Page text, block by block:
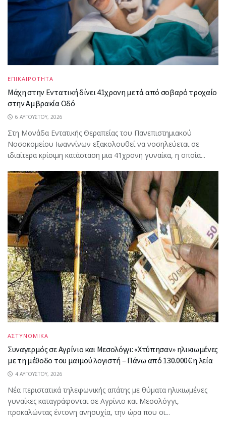
ΕΠΙΚΑΙΡΟΤΗΤΑ
Μάχη στην Εντατική δίνει 41χρονη μετά από σοβαρό τροχαίο
στην Αμβρακία Οδό
6 ΑΥΓΟΎΣΤΟΥ, 2026
Στη Μονάδα Εντατικής Θεραπείας του Πανεπιστημιακού
Νοσοκομείου Ιωαννίνων εξακολουθεί να νοσηλεύεται σε
ιδιαίτερα κρίσιμη κατάσταση μια 41χρονη γυναίκα, η οποία...
ΑΣΤΥΝΟΜΙΚΑ
Συναγερμός σε Αγρίνιο και Μεσολόγγι: «Χτύπησαν» ηλικιωμένες
με τη μέθοδο του μαϊμού λογιστή – Πάνω από 130.000€ η λεία
4 ΑΥΓΟΎΣΤΟΥ, 2026
Νέα περιστατικά τηλεφωνικής απάτης με θύματα ηλικιωμένες
γυναίκες καταγράφονται σε Αγρίνιο και Μεσολόγγι,
προκαλώντας έντονη ανησυχία, την ώρα που οι...